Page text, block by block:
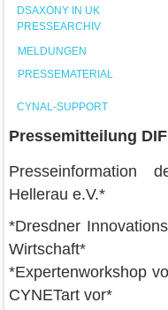
DSAXONY IN UK
PRESSEARCHIV
MELDUNGEN
PRESSEMATERIAL
CYNAL-SUPPORT
Pressemitteilung DIF
Presseinformation
Hellerau e.V.*
*Dresdner
Wirtschaft*
*Expertenworkshop
CYNETart vor*